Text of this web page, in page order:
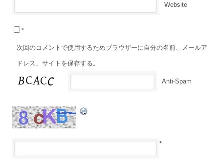
Website
次回のコメントで使用するためブラウザーに自分の名前、メールア
ドレス、サイトを保存する。
Anti-Spam
*
*